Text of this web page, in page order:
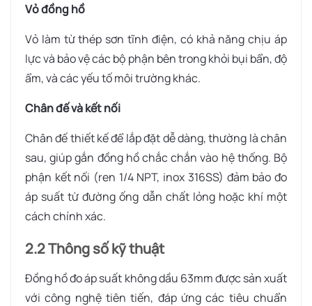
Vỏ đồng hồ
Vỏ làm từ thép sơn tĩnh điện, có khả năng chịu áp
lực và bảo vệ các bộ phận bên trong khỏi bụi bẩn, độ
ẩm, và các yếu tố môi trường khác.
Chân đế và kết nối
Chân đế thiết kế để lắp đặt dễ dàng, thường là chân
sau, giúp gắn đồng hồ chắc chắn vào hệ thống. Bộ
phận kết nối (ren 1/4 NPT, inox 316SS) đảm bảo đo
áp suất từ đường ống dẫn chất lỏng hoặc khí một
cách chính xác.
2.2 Thông số kỹ thuật
Đồng hồ đo áp suất không dầu 63mm được sản xuất
với công nghệ tiên tiến, đáp ứng các tiêu chuẩn